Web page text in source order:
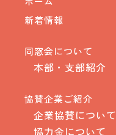
新着情報
同窓会について
本部・支部紹介
協賛企業ご紹介
企業協賛について
協力金について